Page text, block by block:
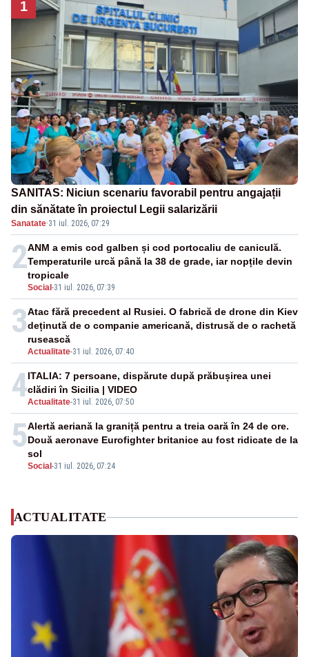
1
SANITAS: Niciun scenariu favorabil pentru angajații
din sănătate în proiectul Legii salarizării
Sanatate·31 iul. 2026, 07:29
2
Social -31 iul. 2026, 07:39
ANM a emis cod galben și cod portocaliu de caniculă.
Temperaturile urcă până la 38 de grade, iar nopțile devin
tropicale
3
Actualitate-31 iul. 2026, 07:40
Atac fără precedent al Rusiei. O fabrică de drone din Kiev
deținută de o companie americană, distrusă de o rachetă
rusească
4Actualitate-31 iul. 2026, 07:50
ITALIA: 7 persoane, dispărute după prăbușirea unei
clădiri în Sicilia | VIDEO
5
Social -31 iul. 2026, 07:24
Alertă aeriană la graniță pentru a treia oară în 24 de ore.
Două aeronave Eurofighter britanice au fost ridicate de la
sol
ACTUALITATE